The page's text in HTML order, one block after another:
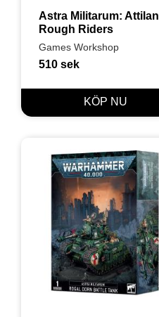
Astra Militarum: Attilan
Rough Riders
Games Workshop
510 sek